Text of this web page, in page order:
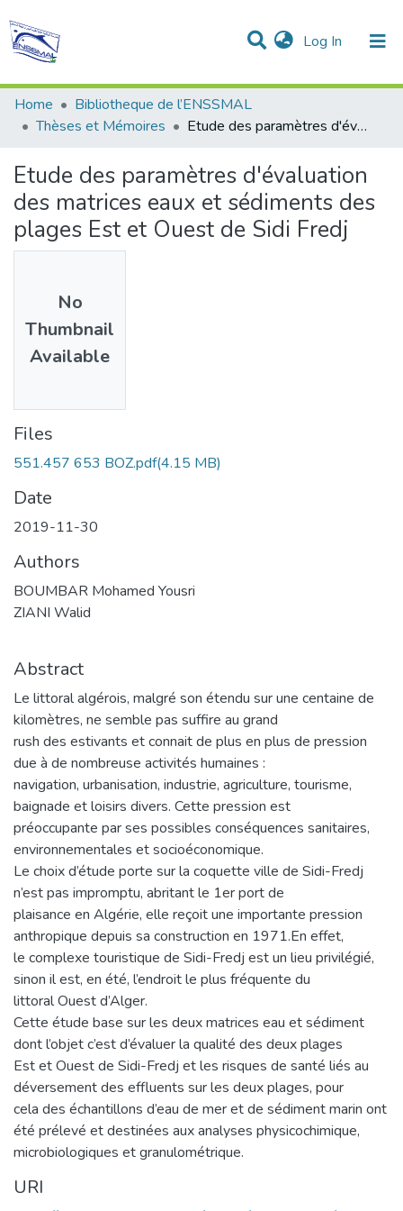
Log In (current)
Communities & Collections
Statistics
All of DSpace
Home
Bibliotheque de l’ENSSMAL
Thèses et Mémoires
Etude des paramètres d'évaluation des matrices eaux et sédiments des plages Est et Ouest de Sidi Fredj
Etude des paramètres d'évaluation
des matrices eaux et sédiments des
plages Est et Ouest de Sidi Fredj
No
Thumbnail
Available
Files
551.457 653 BOZ.pdf(4.15 MB)
Date
2019-11-30
Authors
BOUMBAR Mohamed Yousri
ZIANI Walid
Abstract
Le littoral algérois, malgré son étendu sur une centaine de
kilomètres, ne semble pas suffire au grand
rush des estivants et connait de plus en plus de pression
due à de nombreuse activités humaines :
navigation, urbanisation, industrie, agriculture, tourisme,
baignade et loisirs divers. Cette pression est
préoccupante par ses possibles conséquences sanitaires,
environnementales et socioéconomique.
Le choix d’étude porte sur la coquette ville de Sidi-Fredj
n’est pas impromptu, abritant le 1er port de
plaisance en Algérie, elle reçoit une importante pression
anthropique depuis sa construction en 1971.En effet,
le complexe touristique de Sidi-Fredj est un lieu privilégié,
sinon il est, en été, l’endroit le plus fréquente du
littoral Ouest d’Alger.
Cette étude base sur les deux matrices eau et sédiment
dont l’objet c’est d’évaluer la qualité des deux plages
Est et Ouest de Sidi-Fredj et les risques de santé liés au
déversement des effluents sur les deux plages, pour
cela des échantillons d’eau de mer et de sédiment marin ont
été prélevé et destinées aux analyses physicochimique,
microbiologiques et granulométrique.
URI